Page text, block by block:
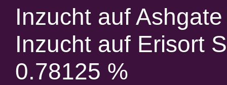
Inzucht auf
Inzucht auf Erisort
0.78125 %